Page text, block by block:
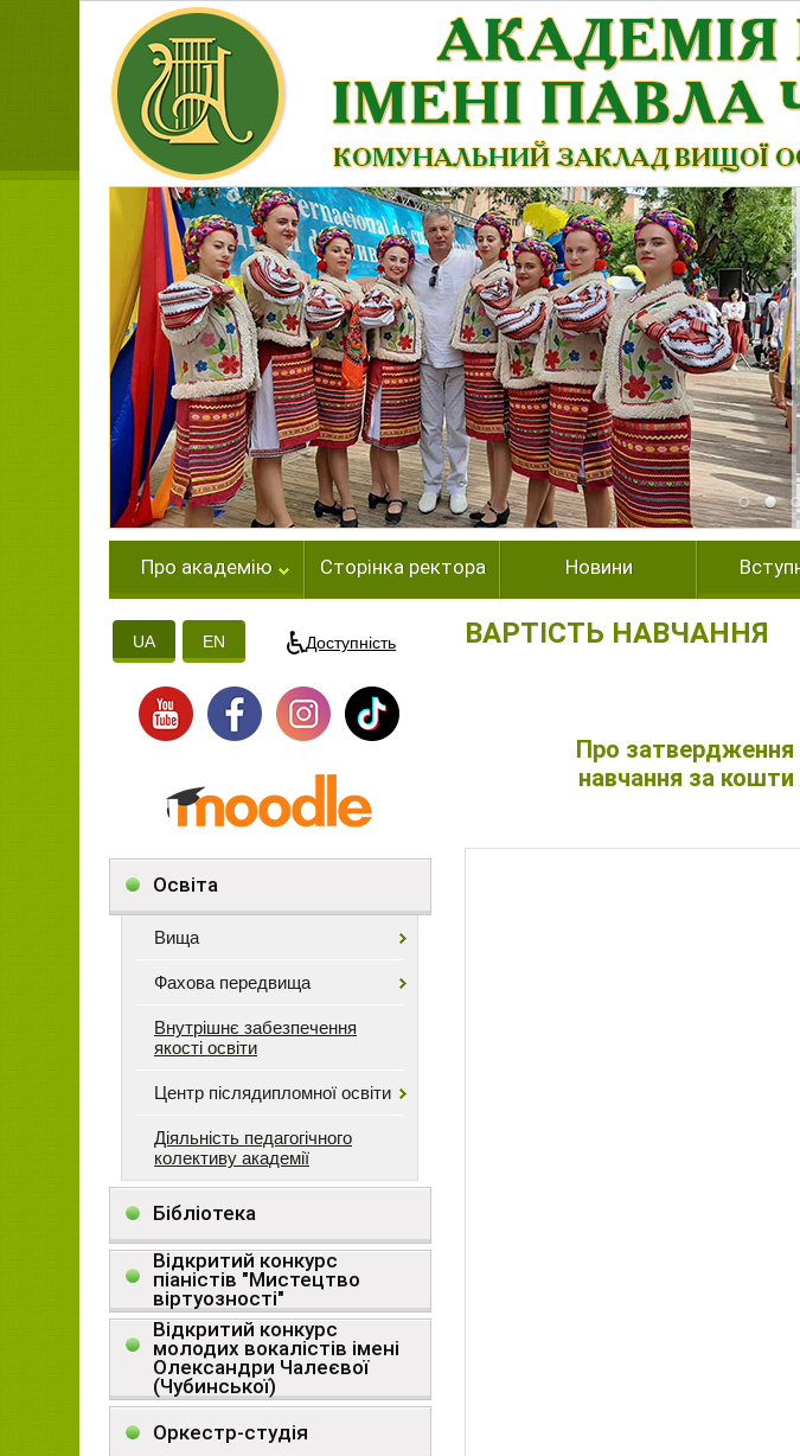
Про академію Сторінка ректора Новини
UA EN Доступність
Освіта
Вища
Фахова передвища
Внутрішнє забезпечення
якості освіти
Центр післядипломної освіти
Діяльність педагогічного
колективу академії
Бібліотека
Відкритий конкурс
піаністів "Мистецтво
віртуозності"
Відкритий конкурс
молодих вокалістів імені
Олександри Чалеєвої
(Чубинської)
Оркестр-студія
ВАРТІСТЬ НАВЧАННЯ
Про затвердження
навчання за кошти